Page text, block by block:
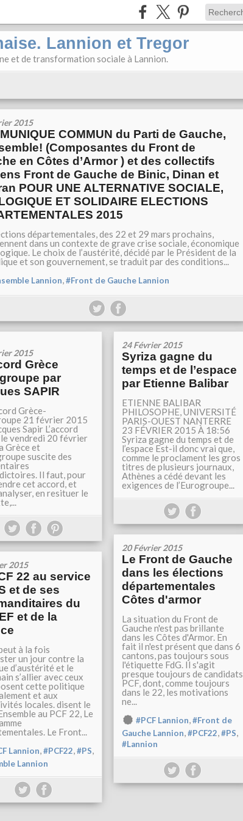
Lannion et Tregor
et de transformation sociale à Lannion.
2015
COMMUN du Parti de Gauche,
(Composantes du Front de
en Côtes d’Armor ) et des collectifs
Front de Gauche de Binic, Dinan et
POUR UNE ALTERNATIVE SOCIALE,
ET SOLIDAIRE ELECTIONS
2015
départementales, des 22 et 29 mars prochains,
dans un contexte de grave crise sociale, économique
Le choix de l’austérité, décidé par le Président de la
et son gouvernement, se traduit par des conditions...
Lannion,#Front de Gauche Lannion
2015
Grèce
par
SAPIR
Grèce-
21 février 2015
Sapir L’accord
vendredi 20 février
Grèce et
suscite des
Il faut, pour
cet accord, et
en resituer le
24 Février 2015
Syriza gagne du
temps et de l’espace
par Etienne Balibar
ETIENNE BALIBAR
PHILOSOPHE, UNIVERSITÉ
PARIS-OUEST NANTERRE
23 FÉVRIER 2015 À 18:56
Syriza gagne du temps et de
l’espace Est-il donc vrai que,
comme le proclament les gros
titres de plusieurs journaux,
Athènes a cédé devant les
exigences de l’Eurogroupe...
20 Février 2015
Le Front de Gauche
dans les élections
départementales
Côtes d'armor
La situation du Front de
Gauche n'est pas brillante
dans les Côtes d'Armor. En
fait il n'est présent que dans 6
cantons, pas toujours sous
l'étiquette FdG. Il s'agit
presque toujours de candidats
PCF, dont, comme toujours
dans le 22, les motivations
ne...
#PCF Lannion,#Front de
Gauche Lannion,#PCF22,#PS,
#Lannion
2015
22 au service
et de ses
du
et de la
à la fois
un jour contre la
d’austérité et le
s’allier avec ceux
cette politique
et aux
locales. disent le
au PCF 22, Le
Le Front...
Lannion,#PCF22,#PS,
Lannion